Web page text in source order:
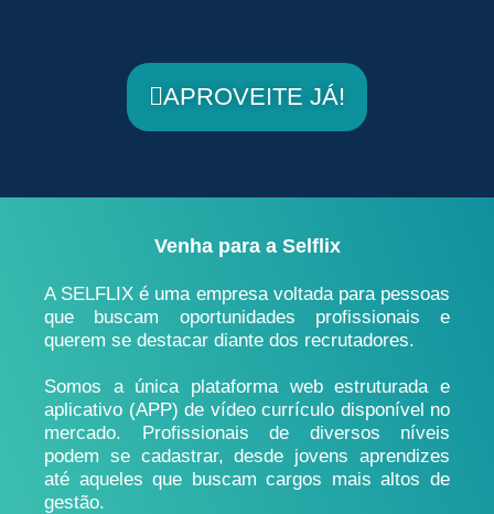
APROVEITE JÁ!
Venha para a Selflix
A SELFLIX é uma empresa voltada para pessoas
que buscam oportunidades profissionais e
querem se destacar diante dos recrutadores.
Somos a única plataforma web estruturada e
aplicativo (APP) de vídeo currículo disponível no
mercado. Profissionais de diversos níveis
podem se cadastrar, desde jovens aprendizes
até aqueles que buscam cargos mais altos de
gestão.